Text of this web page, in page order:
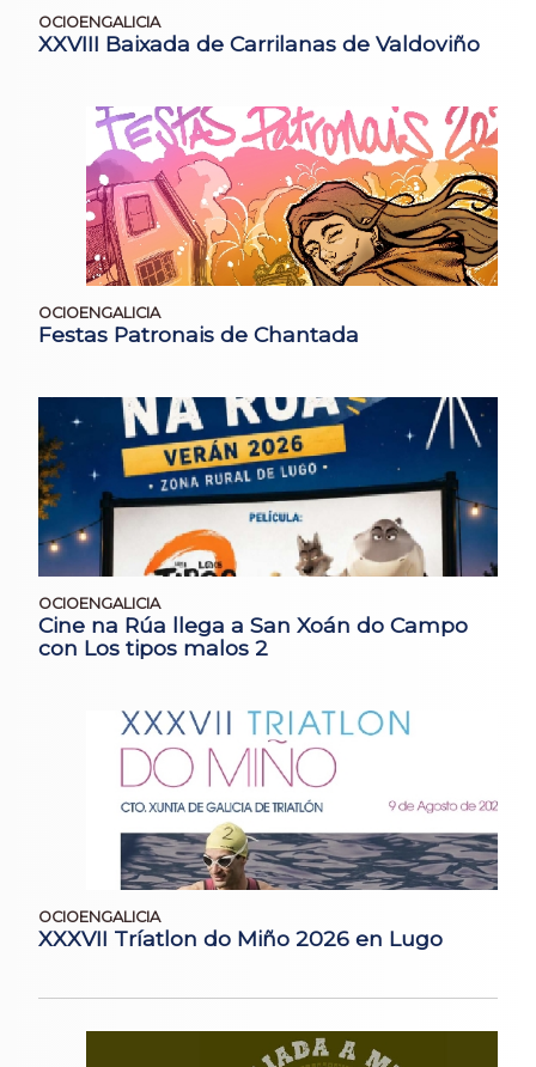
OCIOENGALICIA
XXVIII Baixada de Carrilanas de Valdoviño
OCIOENGALICIA
Festas Patronais de Chantada
OCIOENGALICIA
Cine na Rúa llega a San Xoán do Campo
con Los tipos malos 2
OCIOENGALICIA
XXXVII Tríatlon do Miño 2026 en Lugo